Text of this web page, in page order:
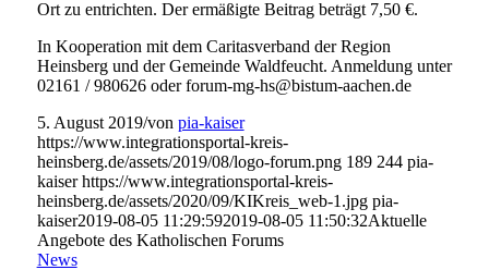
Ort zu entrichten. Der ermäßigte Beitrag beträgt 7,50 €.
In Kooperation mit dem Caritasverband der Region
Heinsberg und der Gemeinde Waldfeucht. Anmeldung unter
02161 / 980626 oder forum-mg-hs@bistum-aachen.de
5. August 2019/von pia-kaiser
https://www.integrationsportal-kreis-
heinsberg.de/assets/2019/08/logo-forum.png 189 244 pia-
kaiser https://www.integrationsportal-kreis-
heinsberg.de/assets/2020/09/KIKreis_web-1.jpg pia-
kaiser2019-08-05 11:29:592019-08-05 11:50:32Aktuelle
Angebote des Katholischen Forums
News